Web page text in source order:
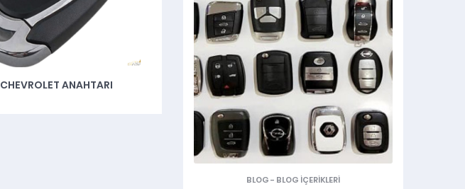
CHEVROLET ANAHTARI
BLOG- BLOG İÇERIKLERI